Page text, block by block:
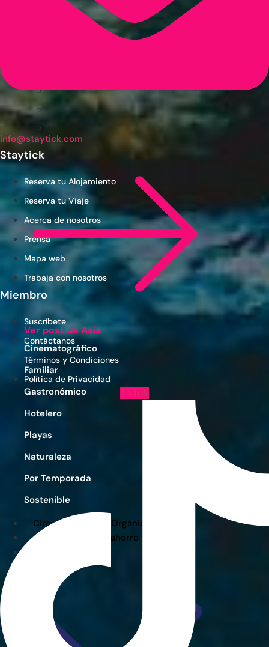
Ver post de Asia
Cinematográfico
Familiar
Gastronómico
Hotelero
Playas
Naturaleza
Por Temporada
Sostenible
Circuitos y Viajes Organizados
Alojamientos con ahorro
info@staytick.com
Staytick
Reserva tu Alojamiento
Reserva tu Viaje
Acerca de nosotros
Prensa
Mapa web
Trabaja con nosotros
Miembro
Suscríbete
Contáctanos
Términos y Condiciones
Política de Privacidad
Tiktok